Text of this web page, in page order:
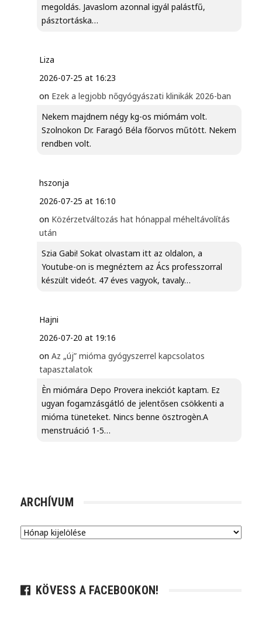
megoldás. Javaslom azonnal igyál palástfű,
pásztortáska…
Liza
2026-07-25 at 16:23
on Ezek a legjobb nőgyógyászati klinikák 2026-ban
Nekem majdnem négy kg-os miómám volt.
Szolnokon Dr. Faragó Béla főorvos műtött. Nekem
rendben volt.
hszonja
2026-07-25 at 16:10
on Közérzetváltozás hat hónappal méheltávolítás
után
Szia Gabi! Sokat olvastam itt az oldalon, a
Youtube-on is megnéztem az Ács professzorral
készült videót. 47 éves vagyok, tavaly…
Hajni
2026-07-20 at 19:16
on Az „új” mióma gyógyszerrel kapcsolatos
tapasztalatok
Èn miómára Depo Provera inekciót kaptam. Ez
ugyan fogamzásgátló de jelentősen csökkenti a
mióma tüneteket. Nincs benne ösztrogèn.A
menstruáció 1-5…
ARCHÍVUM
Archívum
KÖVESS A FACEBOOKON!